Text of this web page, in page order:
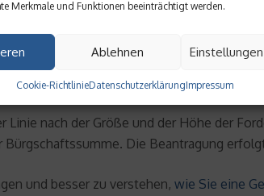
Merkmale und Funktionen beeinträchtigt werden.
Ablehnen
Cookie-RichtlinieDatenschutzerklärungImpressum
Er kann auch einen
nach der Größe und der Höhe der
Die Beantragung
und besser zu verstehen, wie Sie eine